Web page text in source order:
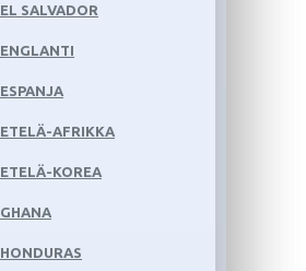
EL SALVADOR
ENGLANTI
ESPANJA
ETELÄ-AFRIKKA
ETELÄ-KOREA
GHANA
HONDURAS